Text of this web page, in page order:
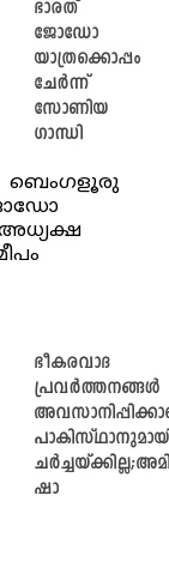
ഭാരത്
ജോഡ‍ോ
യാത്രക്കൊപ്പം
ചേര്‍ന്ന്
സോണിയ
ഗാന്ധി
ബെംഗളൂരു
ഭീകരവാദ
പ്രവര്‍ത്തനങ്ങള്‍
ഷാ